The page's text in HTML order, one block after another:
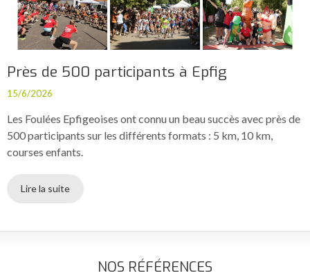
Près de 500 participants à Epfig
15/6/2026
Les Foulées Epfigeoises ont connu un beau succès avec près de
500 participants sur les différents formats : 5 km, 10 km,
courses enfants.
Lire la suite
NOS RÉFÉRENCES